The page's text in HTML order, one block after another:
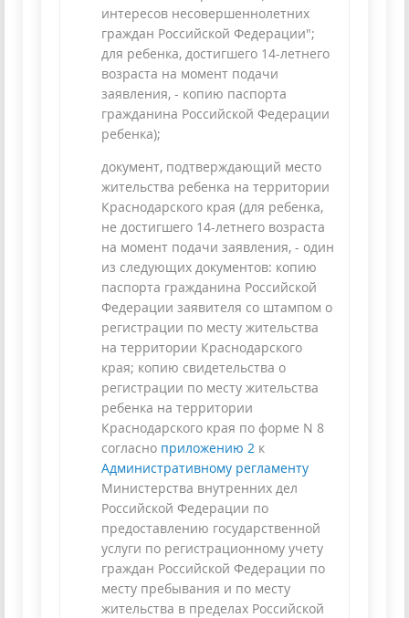
интересов несовершеннолетних
граждан Российской Федерации";
для ребенка, достигшего 14-летнего
возраста на момент подачи
заявления, - копию паспорта
гражданина Российской Федерации
ребенка);
документ, подтверждающий место
жительства ребенка на территории
Краснодарского края (для ребенка,
не достигшего 14-летнего возраста
на момент подачи заявления, - один
из следующих документов: копию
паспорта гражданина Российской
Федерации заявителя со штампом о
регистрации по месту жительства
на территории Краснодарского
края; копию свидетельства о
регистрации по месту жительства
ребенка на территории
Краснодарского края по форме N 8
согласно приложению 2 к
Административному регламенту
Министерства внутренних дел
Российской Федерации по
предоставлению государственной
услуги по регистрационному учету
граждан Российской Федерации по
месту пребывания и по месту
жительства в пределах Российской